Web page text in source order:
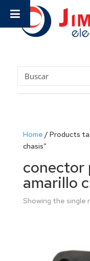
Home / Products
chasis”
conector
amarillo
Showing the single